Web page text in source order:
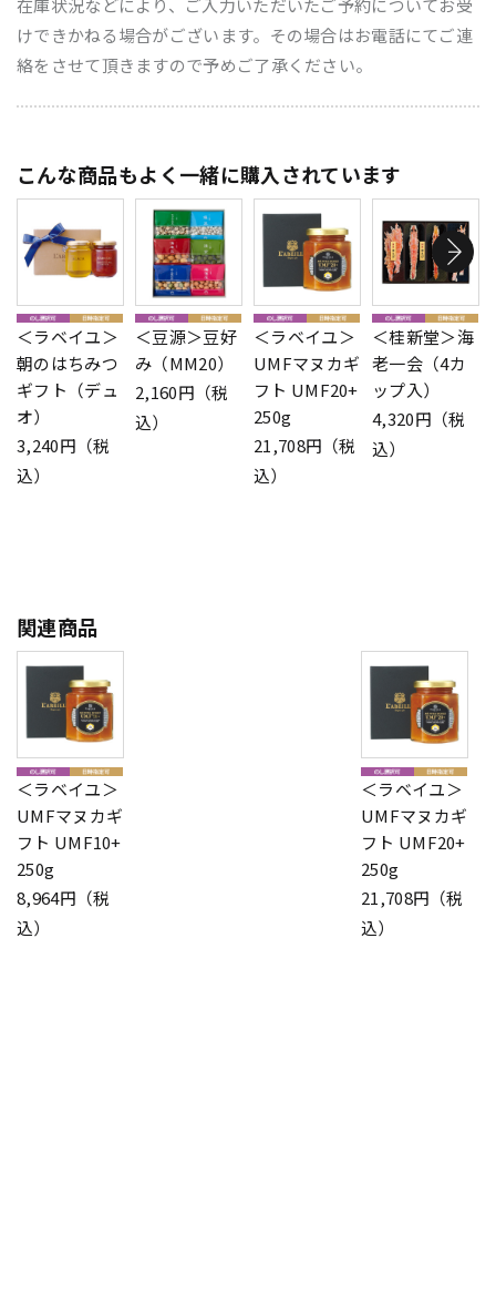
在庫状況などにより、ご入力いただいたご予約についてお受
けできかねる場合がございます。その場合はお電話にてご連
絡をさせて頂きますので予めご了承ください。
こんな商品もよく一緒に購入されています
＜ラベイユ＞
朝のはちみつ
ギフト（デュ
オ）
3,240円（税
込）
＜豆源＞豆好
み（MM20）
2,160円（税
込）
＜ラベイユ＞
UMFマヌカギ
フト UMF20+
250g
21,708円（税
込）
＜桂新堂＞海
老一会（4カ
ップ入）
4,320円（税
込）
関連商品
＜ラベイユ＞
UMFマヌカギ
フト UMF10+
250g
8,964円（税
込）
＜ラベイユ＞
UMFマヌカギ
フト UMF20+
250g
21,708円（税
込）